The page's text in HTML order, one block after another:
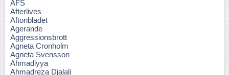
AFS
Afterlives
Aftonbladet
Agerande
Aggressionsbrott
Agneta Cronholm
Agneta Svensson
Ahmadiyya
Ahmadreza Djalali